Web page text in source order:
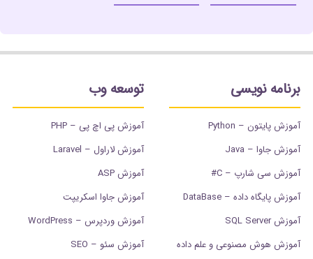
برنامه نویسی
آموزش پایتون – Python
آموزش جاوا – Java
آموزش سی شارپ – C#
آموزش پایگاه داده – DataBase
آموزش SQL Server
آموزش هوش مصنوعی و علم داده
توسعه وب
آموزش پی اچ پی – PHP
آموزش لاراول – Laravel
آموزش ASP
آموزش جاوا اسکریپت
آموزش وردپرس – WordPress
آموزش سئو – SEO